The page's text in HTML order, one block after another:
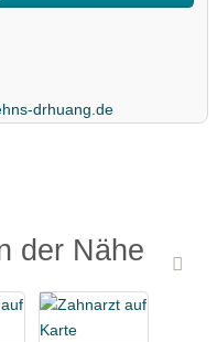
drhuang.de
der Nähe